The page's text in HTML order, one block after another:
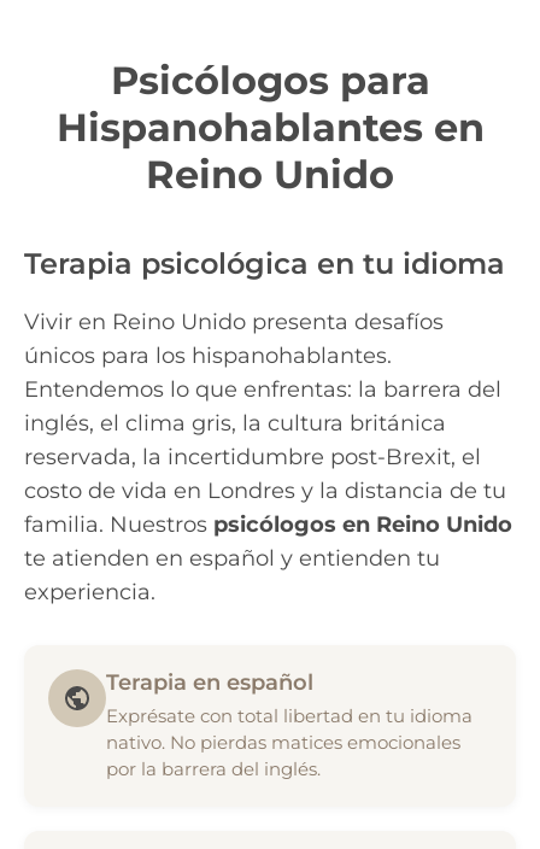
Psicólogos para
Hispanohablantes en
Reino Unido
Terapia psicológica en tu idioma
Vivir en Reino Unido presenta desafíos
únicos para los hispanohablantes.
Entendemos lo que enfrentas: la barrera del
inglés, el clima gris, la cultura británica
reservada, la incertidumbre post-Brexit, el
costo de vida en Londres y la distancia de tu
familia. Nuestros psicólogos en Reino Unido
te atienden en español y entienden tu
experiencia.
Terapia en español
Exprésate con total libertad en tu idioma
nativo. No pierdas matices emocionales
por la barrera del inglés.